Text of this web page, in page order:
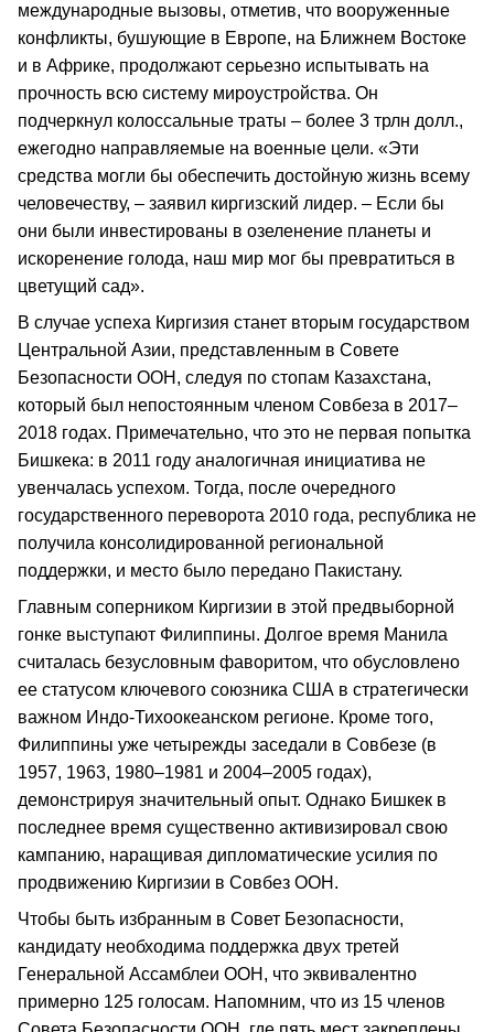
международные вызовы, отметив, что вооруженные
конфликты, бушующие в Европе, на Ближнем Востоке
и в Африке, продолжают серьезно испытывать на
прочность всю систему мироустройства. Он
подчеркнул колоссальные траты – более 3 трлн долл.,
ежегодно направляемые на военные цели. «Эти
средства могли бы обеспечить достойную жизнь всему
человечеству, – заявил киргизский лидер. – Если бы
они были инвестированы в озеленение планеты и
искоренение голода, наш мир мог бы превратиться в
цветущий сад».
В случае успеха Киргизия станет вторым государством
Центральной Азии, представленным в Совете
Безопасности ООН, следуя по стопам Казахстана,
который был непостоянным членом Совбеза в 2017–
2018 годах. Примечательно, что это не первая попытка
Бишкека: в 2011 году аналогичная инициатива не
увенчалась успехом. Тогда, после очередного
государственного переворота 2010 года, республика не
получила консолидированной региональной
поддержки, и место было передано Пакистану.
Главным соперником Киргизии в этой предвыборной
гонке выступают Филиппины. Долгое время Манила
считалась безусловным фаворитом, что обусловлено
ее статусом ключевого союзника США в стратегически
важном Индо-Тихоокеанском регионе. Кроме того,
Филиппины уже четырежды заседали в Совбезе (в
1957, 1963, 1980–1981 и 2004–2005 годах),
демонстрируя значительный опыт. Однако Бишкек в
последнее время существенно активизировал свою
кампанию, наращивая дипломатические усилия по
продвижению Киргизии в Совбез ООН.
Чтобы быть избранным в Совет Безопасности,
кандидату необходима поддержка двух третей
Генеральной Ассамблеи ООН, что эквивалентно
примерно 125 голосам. Напомним, что из 15 членов